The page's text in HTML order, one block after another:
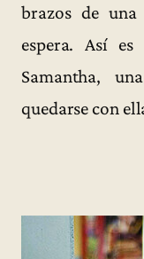
brazos de
espera. Así es
Samantha,
quedarse con